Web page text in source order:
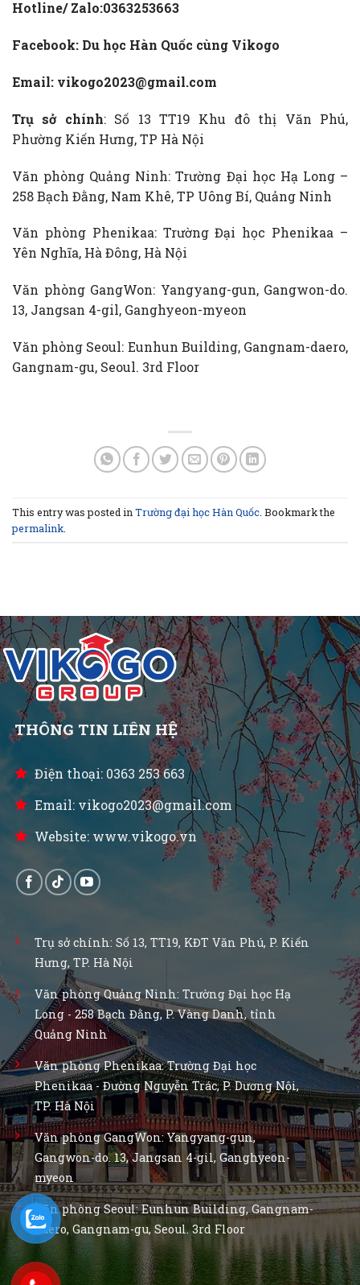
Hotline/ Zalo:0363253663
Facebook: Du học Hàn Quốc cùng Vikogo
Email: vikogo2023@gmail.com
Trụ sở chính: Số 13 TT19 Khu đô thị Văn Phú,
Phường Kiến Hưng, TP Hà Nội
Văn phòng Quảng Ninh: Trường Đại học Hạ Long –
258 Bạch Đằng, Nam Khê, TP Uông Bí, Quảng Ninh
Văn phòng Phenikaa: Trường Đại học Phenikaa –
Yên Nghĩa, Hà Đông, Hà Nội
Văn phòng GangWon: Yangyang-gun, Gangwon-do.
13, Jangsan 4-gil, Ganghyeon-myeon
Văn phòng Seoul: Eunhun Building, Gangnam-daero,
Gangnam-gu, Seoul. 3rd Floor
This entry was posted in Trường đại học Hàn Quốc . Bookmark the
permalink
THÔNG TIN LIÊN HỆ
Điện thoại: 0363 253 663
Email: vikogo2023@gmail.com
Website: www.vikogo.vn
Trụ sở chính: Số 13, TT19, KĐT Văn Phú, P. Kiến
Hưng, TP. Hà Nội
Văn phòng Quảng Ninh: Trường Đại học Hạ
Long - 258 Bạch Đằng, P. Vàng Danh, tỉnh
Quảng Ninh
Văn phòng Phenikaa: Trường Đại học
Phenikaa - Đường Nguyễn Trác, P. Dương Nội,
TP. Hà Nội
Văn phòng GangWon: Yangyang-gun,
Gangwon-do. 13, Jangsan 4-gil, Ganghyeon-
myeon
Văn phòng Seoul: Eunhun Building, Gangnam-
daero, Gangnam-gu, Seoul. 3rd Floor